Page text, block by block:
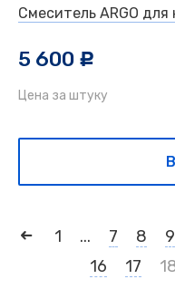
Смеситель ARGO для
5 600 c
Цена за штуку
1 ... 7 8 9
16
17